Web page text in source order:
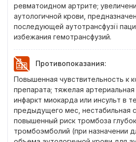
ревматоидном артрите;
аутологичной крови,
последующей аутотрансфузії
избежания гемотрансфузий.
Противопоказания:
Повышенная чувствительность к
препарата; тяжелая артериальная
инфаркт миокарда или инсульт в
предыдущего мес, нестабильная
повышенный риск тромбоза
тромбоэмболий (при назначении